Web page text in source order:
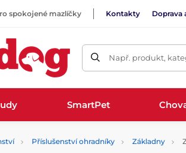
spokojené mazlíčky Kontakty Doprava
Např. produkt,
SmartPet
Příslušenství ohradníky Základny